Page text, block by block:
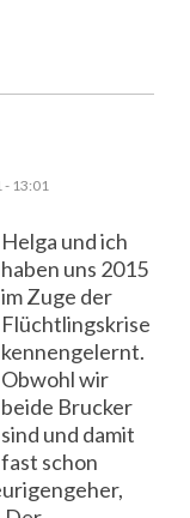
- 13:01
Helga und ich
haben uns 2015
im Zuge der
Flüchtlingskrise
kennengelernt.
Obwohl wir
beide Brucker
sind und damit
fast schon